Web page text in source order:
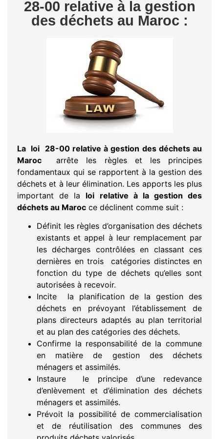
28-00 relative à la gestion
des déchets au Maroc :
La loi 28-00 relative à gestion des déchets au
Marocarrête les règles et les principes
fondamentaux qui se rapportent à la gestion des
déchets et à leur élimination. Les apports les plus
important de la loi relative à la gestion des
déchets au Maroc ce déclinent comme suit :
Définit les règles d’organisation des déchets
existants et appel à leur remplacement par
les décharges contrôlées en classant ces
dernières en trois catégories distinctes en
fonction du type de déchets qu’elles sont
autorisées à recevoir.
Incite la planification de la gestion des
déchets en prévoyant l’établissement de
plans directeurs adaptés au plan territorial
et au plan des catégories des déchets.
Confirme la responsabilité de la commune
en matière de gestion des déchets
ménagers et assimilés.
Instaure le principe d’une redevance
d’enlèvement et d’élimination des déchets
ménagers et assimilés.
Prévoit la possibilité de commercialisation
et de réutilisation des communes des